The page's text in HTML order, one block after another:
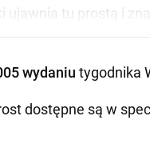
ujawnia tu prostą i
wydaniu tygodnika
dostępne są w